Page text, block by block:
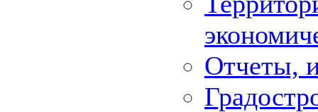
Отчеты,